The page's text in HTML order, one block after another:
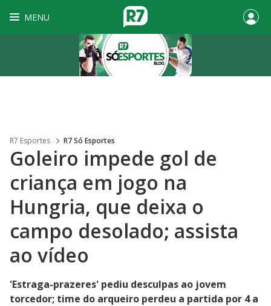
MENU
R7 Esportes R7 Só Esportes
Goleiro impede gol de
criança em jogo na
Hungria, que deixa o
campo desolado; assista
ao vídeo
'Estraga-prazeres' pediu desculpas ao jovem
torcedor; time do arqueiro perdeu a partida por 4 a